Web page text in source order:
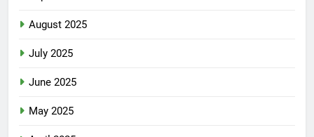
August 2025
July 2025
June 2025
May 2025